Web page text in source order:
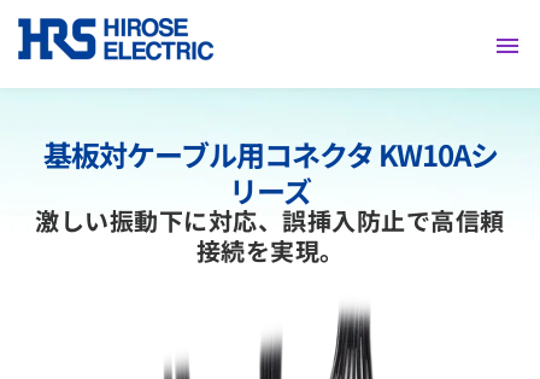
採用情報
基板対ケーブル用コネクタ KW10Aシ
リーズ
激しい振動下に対応、誤挿入防止で高信頼
接続を実現。